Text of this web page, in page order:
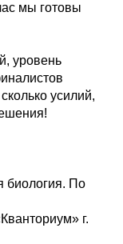
мы готовы
уровень
усилий,
биология. По
г.